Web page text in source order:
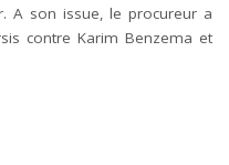
A son issue, le procureur a
contre Karim Benzema et